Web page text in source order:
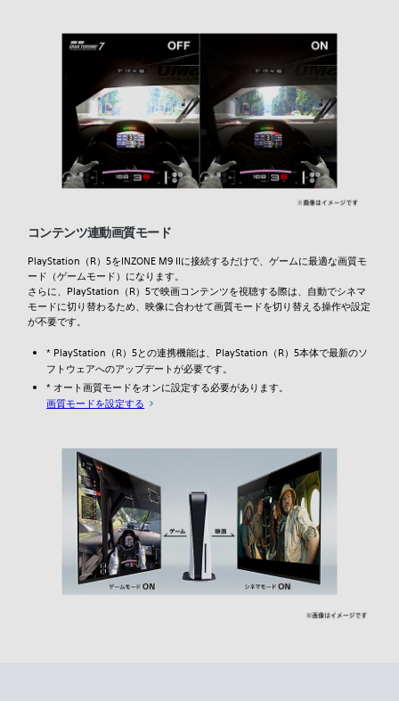
コンテンツ連動画質モード
PlayStation（R）5をINZONE M9 IIに接続するだけで、ゲームに最適な画質モ
ード（ゲームモード）になります。
さらに、PlayStation（R）5で映画コンテンツを視聴する際は、自動でシネマ
モードに切り替わるため、映像に合わせて画質モードを切り替える操作や設定
が不要です。
* PlayStation（R）5との連携機能は、PlayStation（R）5本体で最新のソ
フトウェアへのアップデートが必要です。
* オート画質モードをオンに設定する必要があります。
画質モードを設定する